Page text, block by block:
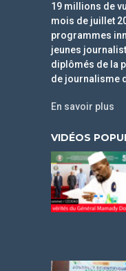
19 millions de
mois de juillet
programmes
jeunes
diplômés de la
de journalisme
En savoir plus
VIDÉOS